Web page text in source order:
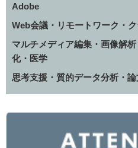
Adobe
Web会議・リモートワーク・
マルチメディア編集・画像解
化・医学
思考支援・質的データ分析・